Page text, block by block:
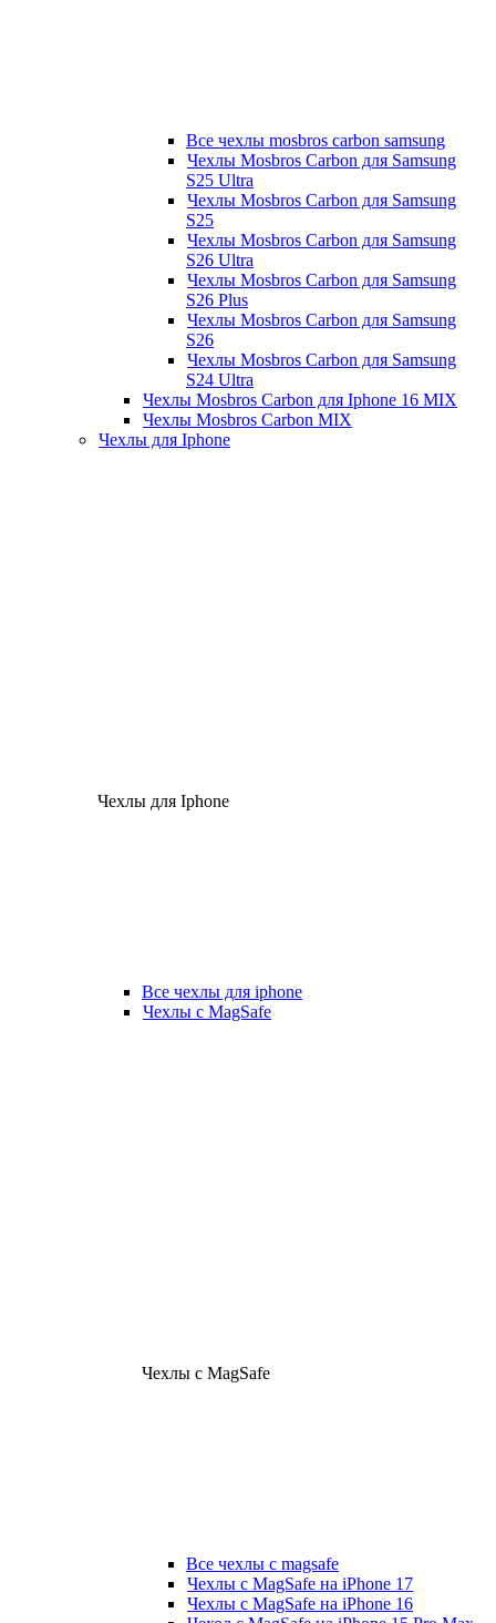
Все чехлы mosbros carbon samsung
Чехлы Mosbros Carbon для Samsung
S25 Ultra
Чехлы Mosbros Carbon для Samsung
S25
Чехлы Mosbros Carbon для Samsung
S26 Ultra
Чехлы Mosbros Carbon для Samsung
S26 Plus
Чехлы Mosbros Carbon для Samsung
S26
Чехлы Mosbros Carbon для Samsung
S24 Ultra
Чехлы Mosbros Carbon для Iphone 16 MIX
Чехлы Mosbros Carbon MIX
Чехлы для Iphone
Чехлы для Iphone
Все чехлы для iphone
Чехлы с MagSafe
Чехлы с MagSafe
Все чехлы с magsafe
Чехлы с MagSafe на iPhone 17
Чехлы с MagSafe на iPhone 16